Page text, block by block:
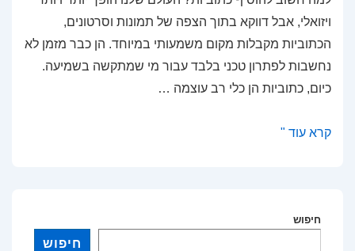
ויזואלי, אבל דווקא בתוך הצפה של תמונות וסרטונים,
הכתוביות מקבלות מקום משמעותי במיוחד. הן כבר מזמן לא
נחשבות לפתרון טכני בלבד עבור מי שמתקשה בשמיעה.
כיום, כתוביות הן כלי רב עוצמה …
כתוביות
להגיע
קרא עוד "
חיפוש
חיפוש